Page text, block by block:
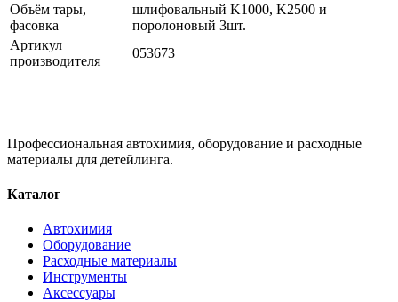
Объём тары,
фасовка
шлифовальный K1000, K2500 и
поролоновый 3шт.
Артикул
производителя
053673
Профессиональная автохимия, оборудование и расходные
материалы для детейлинга.
Каталог
Автохимия
Оборудование
Расходные материалы
Инструменты
Аксессуары